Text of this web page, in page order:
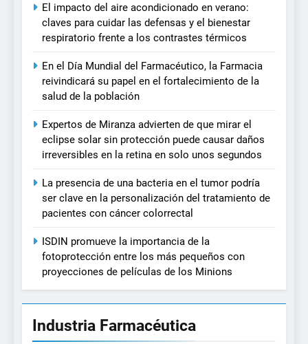
El impacto del aire acondicionado en verano:
claves para cuidar las defensas y el bienestar
respiratorio frente a los contrastes térmicos
En el Día Mundial del Farmacéutico, la Farmacia
reivindicará su papel en el fortalecimiento de la
salud de la población
Expertos de Miranza advierten de que mirar el
eclipse solar sin protección puede causar daños
irreversibles en la retina en solo unos segundos
La presencia de una bacteria en el tumor podría
ser clave en la personalización del tratamiento de
pacientes con cáncer colorrectal
ISDIN promueve la importancia de la
fotoprotección entre los más pequeños con
proyecciones de películas de los Minions
Industria Farmacéutica